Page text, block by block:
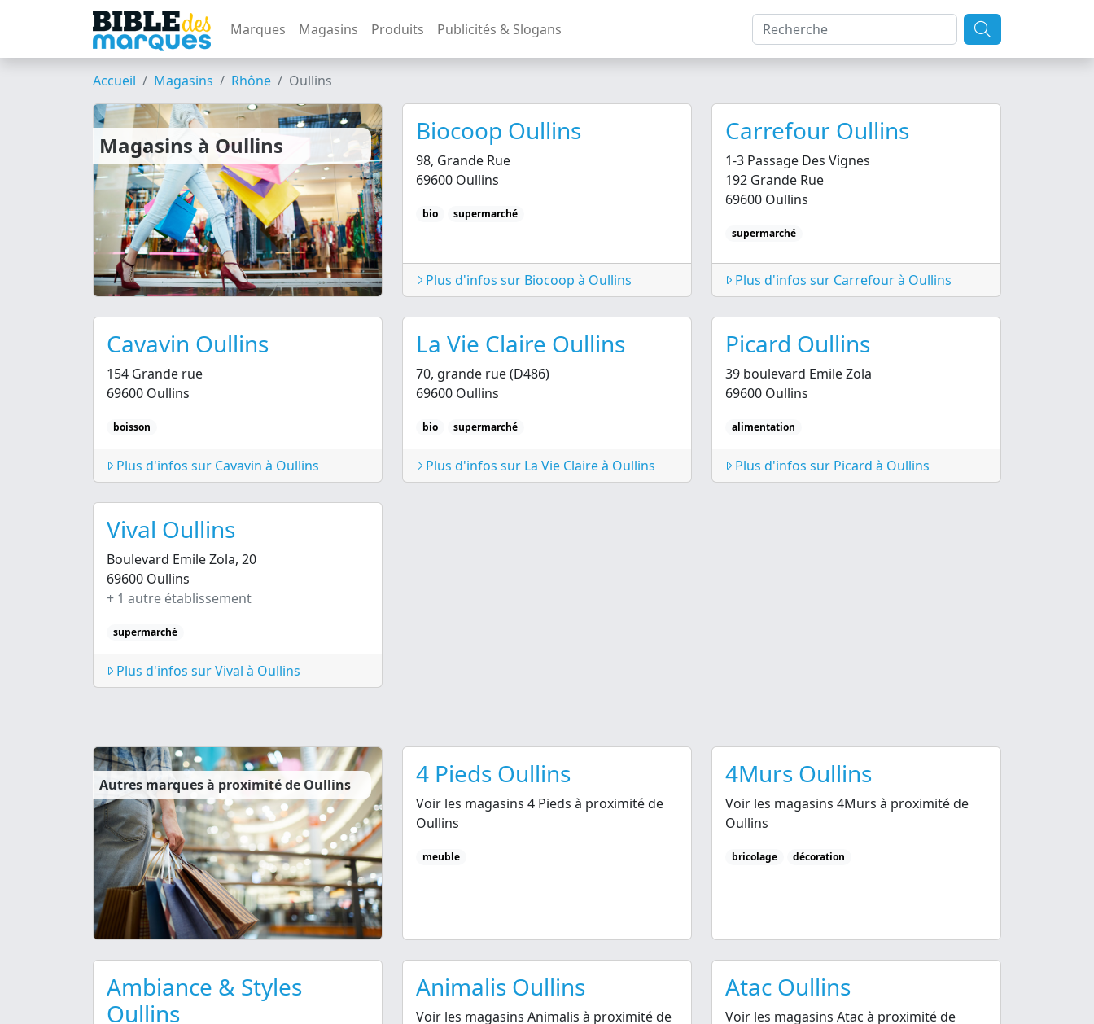
Marques Magasins Produits Publicités & Slogans
Accueil Magasins Rhône Oullins
Magasins à Oullins Biocoop Oullins
98, Grande Rue
69600 Oullins
bio supermarché
Plus d'infos sur Biocoop à Oullins
Carrefour Oullins
1-3 Passage Des Vignes
192 Grande Rue
69600 Oullins
supermarché
Plus d'infos sur Carrefour à Oullins
Cavavin Oullins
154 Grande rue
69600 Oullins
boisson
Plus d'infos sur Cavavin à Oullins
La Vie Claire Oullins
70, grande rue (D486)
69600 Oullins
bio supermarché
Plus d'infos sur La Vie Claire à Oullins
Picard Oullins
39 boulevard Emile Zola
69600 Oullins
alimentation
Plus d'infos sur Picard à Oullins
Vival Oullins
Boulevard Emile Zola, 20
69600 Oullins
+ 1 autre établissement
supermarché
Plus d'infos sur Vival à Oullins
Autres marques à proximité de Oullins 4 Pieds Oullins
Voir les magasins 4 Pieds à proximité de
Oullins
meuble
4Murs Oullins
Voir les magasins 4Murs à proximité de
Oullins
bricolage décoration
Ambiance & Styles
Oullins
Animalis Oullins
Voir les magasins Animalis à proximité de
Atac Oullins
Voir les magasins Atac à proximité de